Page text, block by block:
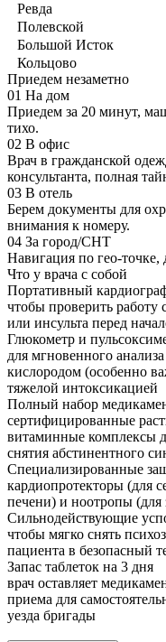
Ревда
Полевской
Большой Исток
Кольцово
Приедем незаметно
01 На дом
Приедем за 20 минут,
тихо.
02 В офис
Врач в гражданской
консультанта, полная
03 В отель
Берем документы для
внимания к номеру.
04 За город/СНТ
Навигация по гео-точке,
Что у врача с собой
Портативный
чтобы проверить работу
или инсульта перед
Глюкометр и
для мгновенного
кислородом (особенно
тяжелой интоксикацией
Полный набор
сертифицированные
витаминные комплексы
снятия абстинентного
Специализированные
кардиопротекторы (для
печени) и ноотропы (для
Сильнодействующие
чтобы мягко снять
пациента в безопасный
Запас таблеток на 3 дня
врач оставляет
приема для
уезда бригады